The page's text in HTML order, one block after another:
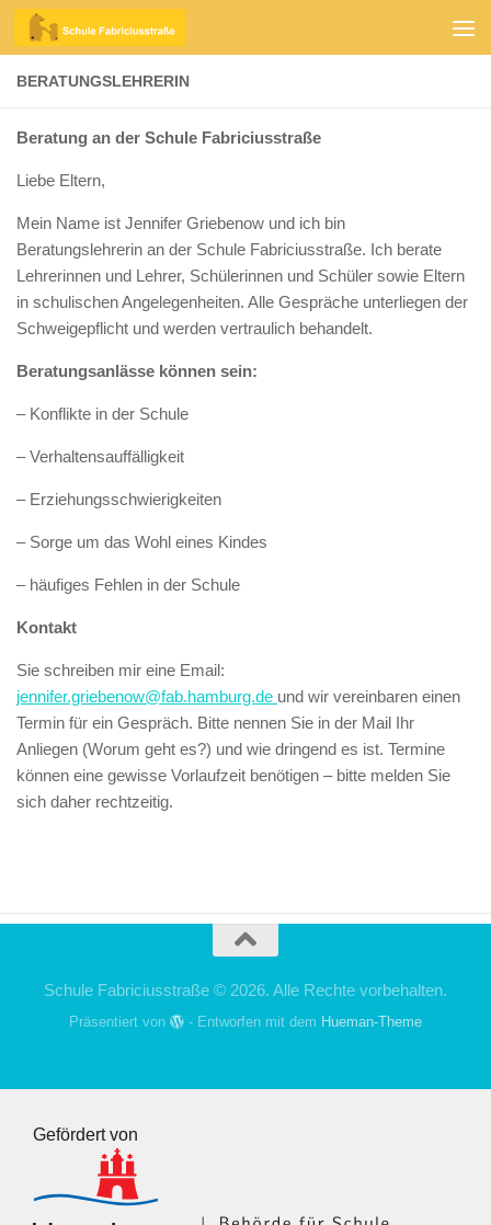
Zum Inhalt springen
BERATUNGSLEHRERIN
Beratung an der Schule Fabriciusstraße
Liebe Eltern,
Mein Name ist Jennifer Griebenow und ich bin
Beratungslehrerin an der Schule Fabriciusstraße. Ich berate
Lehrerinnen und Lehrer, Schülerinnen und Schüler sowie Eltern
in schulischen Angelegenheiten. Alle Gespräche unterliegen der
Schweigepflicht und werden vertraulich behandelt.
Beratungsanlässe können sein:
– Konflikte in der Schule
– Verhaltensauffälligkeit
– Erziehungsschwierigkeiten
– Sorge um das Wohl eines Kindes
– häufiges Fehlen in der Schule
Kontakt
Sie schreiben mir eine Email:
jennifer.griebenow@fab.hamburg.de und wir vereinbaren einen
Termin für ein Gespräch. Bitte nennen Sie in der Mail Ihr
Anliegen (Worum geht es?) und wie dringend es ist. Termine
können eine gewisse Vorlaufzeit benötigen – bitte melden Sie
sich daher rechtzeitig.
Schule Fabriciusstraße © 2026. Alle Rechte vorbehalten.
Präsentiert von - Entworfen mit dem Hueman-Theme
Gefördert von